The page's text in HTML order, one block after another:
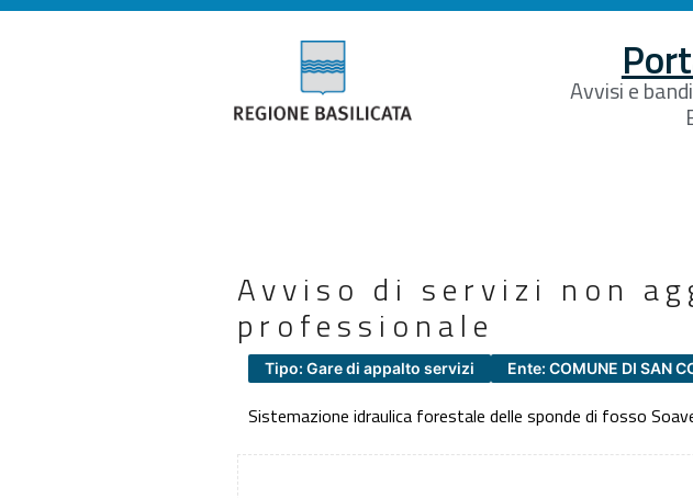
Avvisi e
Avviso di servizi non
professionale
Tipo: Gare di appalto servizi Ente: COMUNE DI SAN
Sistemazione idraulica forestale delle sponde di fosso